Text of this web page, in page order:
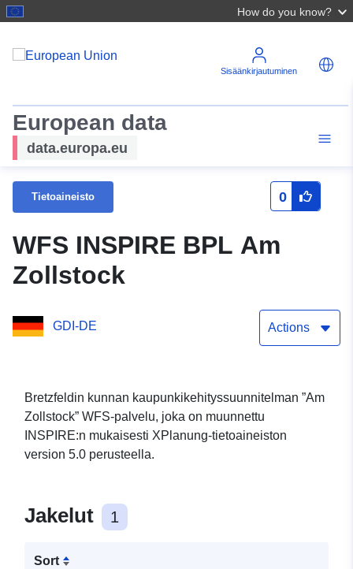
How do you know?
Sisäänkirjautuminen
European data
data.europa.eu
Tietoaineisto 0
WFS INSPIRE BPL Am
Zollstock
GDI-DE Actions
Bretzfeldin kunnan kaupunkikehityssuunnitelman ”Am
Zollstock” WFS-palvelu, joka on muunnettu
INSPIRE:n mukaisesti XPlanung-tietoaineiston
version 5.0 perusteella.
Jakelut 1
Sort